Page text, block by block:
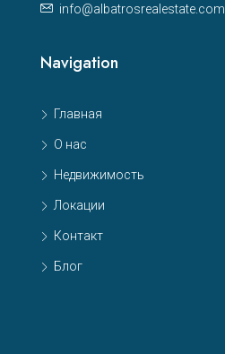
info@albatrosrealestate.com
Navigation
Главная
О нас
Недвижимость
Локации
Контакт
Блог